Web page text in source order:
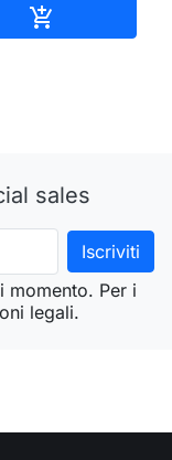

sales
momento. Per i
legali.